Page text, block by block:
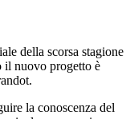
della scorsa stagione
il nuovo progetto è
la conoscenza del